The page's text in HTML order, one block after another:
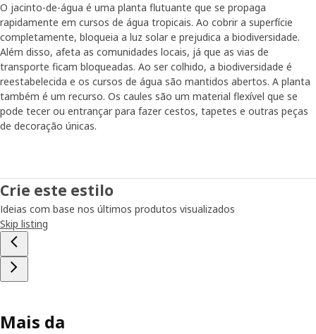
O jacinto-de-água é uma planta flutuante que se propaga
rapidamente em cursos de água tropicais. Ao cobrir a superfície
completamente, bloqueia a luz solar e prejudica a biodiversidade.
Além disso, afeta as comunidades locais, já que as vias de
transporte ficam bloqueadas. Ao ser colhido, a biodiversidade é
reestabelecida e os cursos de água são mantidos abertos. A planta
também é um recurso. Os caules são um material flexível que se
pode tecer ou entrançar para fazer cestos, tapetes e outras peças
de decoração únicas.
Crie este estilo
Ideias com base nos últimos produtos visualizados
Skip listing
Mais da